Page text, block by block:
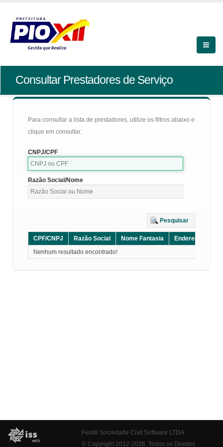
Consultar Prestadores de Serviço
Para consultar a lista de prestadores, utilize os filtros abaixo e
clique em consultar.
CNPJ/CPF
Razão Social/Nome
Pesquisar
CPF/CNPJ Razão Social Nome Fantasia Endereço
Nenhum resultado encontrado!
Fiorilli Sociedade Civil Software LTDA
© Copyright 2012-2026. Todos os Direitos